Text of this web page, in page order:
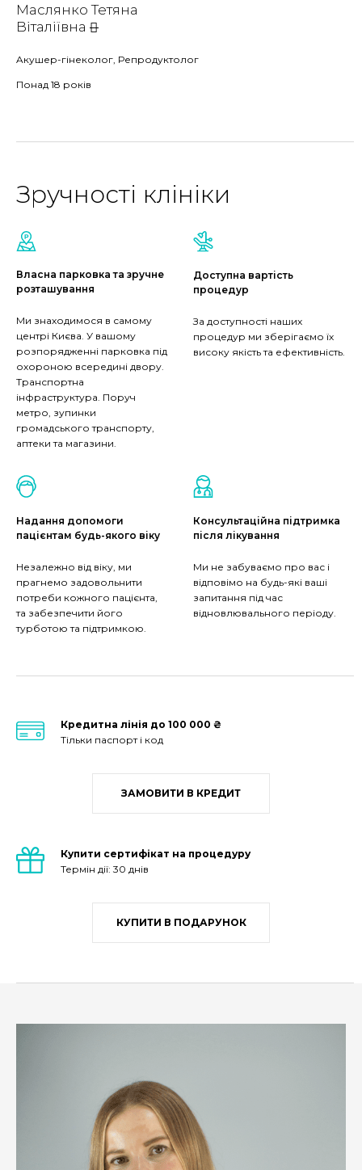
Маслянко Тетяна
Віталіївна
Aкушер-гінеколог, Репродуктолог
Понад 18 років
Зручності клініки
Власна парковка та зручне
розташування
Ми знаходимося в самому
центрі Києва. У вашому
розпорядженні парковка під
охороною всередині двору.
Транспортна
інфраструктура. Поруч
метро, зупинки
громадського транспорту,
аптеки та магазини.
Доступна вартість
процедур
За доступності наших
процедур ми зберігаємо їх
високу якість та ефективність.
Надання допомоги
пацієнтам будь-якого віку
Незалежно від віку, ми
прагнемо задовольнити
потреби кожного пацієнта,
та забезпечити його
турботою та підтримкою.
Консультаційна підтримка
після лікування
Ми не забуваємо про вас і
відповімо на будь-які ваші
запитання під час
відновлювального періоду.
Кредитна лінія до 100 000 ₴
Тільки паспорт і код
ЗАМОВИТИ В КРЕДИТ
Купити сертифікат на процедуру
Термін дії: 30 днів
КУПИТИ В ПОДАРУНОК